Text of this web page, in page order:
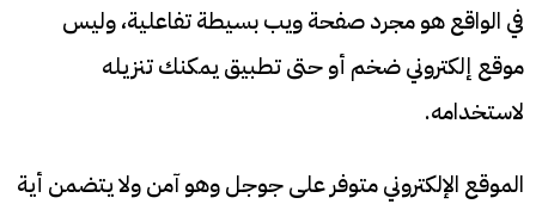
في الواقع هو مجرد صفحة ويب بسيطة تفاعلية، وليس
موقع إلكتروني ضخم أو حتى تطبيق يمكنك تنزيله
لاستخدامه.
الموقع الإلكتروني متوفر على جوجل وهو آمن ولا يتضمن أية